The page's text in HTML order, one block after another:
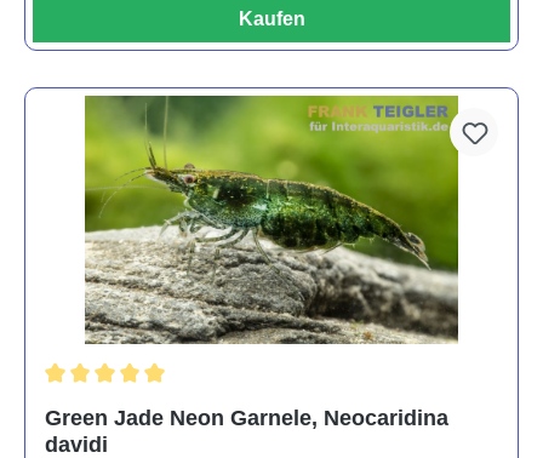
Kaufen
Green Jade Neon Garnele, Neocaridina
davidi